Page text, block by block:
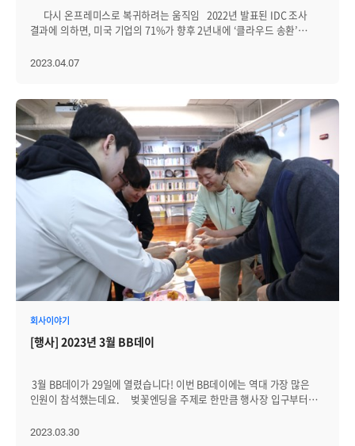
보여줍니다. 인프라 종류에 상관없이 인공신경망 등 다양한 알고리즘을
통해 미래 데이터를 생성하고, 장애발생 가능성을 빠르게 파악해 서비스
기타 비정상적인 활동을 나타낼 수 있는 시스템 로그, 메트릭 및
알고리즘은 시간이 지남에 따라 시스템 동작의 변화에 ​​적응하고 새로운
유형의 위협을 식별하는 방법을 학습할 수 있습니다. 이상과 같이
Zenius(제니우스) EMS는 최고의 옵저버빌리티를 제공하기 위해서
연구개발에 매진하고 있습니다. 옵저버빌리티 향상을 위한 다양한 기능/
제품들은 고객의 시스템과 조직 상황에 맞게 선별적으로 사용될 수
있습니다.
사용되는 숫자 측정값입니다. 조금 더 자세히 설명하면, 메트릭은 측정
항목을 정의하고 해당 항목을 수치로 측정해, 그 결과를 보고하고
위한 소스입니다. 메트릭의 측정 대상은 CPU 사용률, 메모리 사용률,
상태와 관련돼 있습니다. 메트릭을 통한 수집 가능한 범위는 모니터링
도구 사용 여부에 따라 달라집니다. 일반적인 방식은 에이전트를 이용해
모니터링 대상으로부터 데이터를 수집하는 것으로, 수집할 메트릭을
정의하기가 유연하고 성능이나 안정성 등의 이슈에 대한 정보도 수집할
수 있는 장점이 있습니다. 에이전트를 사용하지 않고 운영 체제나
애플리케이션에서 제공하는 메트릭 수집 API를 사용하는 방식도
있는데, 수집하는 메트릭이 비교적 제한적입니다. 단순히 메트릭을
수집하는 것만으로 시스템을 모니터링하기에 충분하지 않습니다.
메트릭 데이터를 잘 활용하기 위해서는 분석 방법이 중요한데, 분석을
위해서는 몇가지 단계를 거쳐야 합니다. l 먼저, 데이터를 시각화하여
쉽게 이해할 수 있는 형태로 변환해야 합니다. 차트나 그래프, 대시보드
등을 통해 데이터의 패턴과 추세를 파악할 수 있으며, 시스템의 상태를
실시간으로 모니터링할 수 있습니다. l 다음으로, 데이터를 분석하여
시스템의 문제를 식별합니다. 예를 들어, 응답 시간이 지연되는 경우,
이를 발생시키는 주요 요인을 파악하여 시스템을 개선해야 합니다. 이를
되는 경향성을 찾아야 합니다. l 마지막으로 이전 데이터와 비교하고
시스템의 성능 개선 여부를 판단하고, 추가적인 개선 방안을 모색할 수
있습니다. Tracing 트레이싱은 분산 시스템에서의 서비스 호출
정보를 추적해 각 서비스의 응답 시간을 파악하고, 이를 시각화해 병목
결과에 의하면, 미국 기업의 71%가 향후 2년내에 ‘클라우드 송환’
자체 데이터센터로 다시 가지고 오는 기업이 늘고 있습니다.
‘클라우드 송환’이 또 다른 화두가 되고 있습니다. 클라우드 송환(Cloud
repatriation)은 기업이 클라우드 환경에서 운영하던 애플리케이션,
데이터, 서비스 등을 온프레미스 환경으로 되돌리는 것을 말합니다.
이는 퍼블릭 클라우드가 비즈니스 민첩성을 향상시킬 수 있지만, 특정한
상황에서 온프레미스보다 퍼블릭 클라우드의 지출 비용이 더 크다는
사실을 기업이 깨달으면서 해당 애플리케이션 등을 온프레미스로
복귀시키려는 IT 전략입니다. 클라우드 송환 현상은 IT 비용과 성능을
비롯한 여러 측면에서 클라우드가 항상 최선의 해결책은 아니라는
인식을 바탕으로 확대되는 추세이며 이제 기업이 비용, 성능, 보안의
극대화를 위해 기존 환경과 새로운 환경 사이에서 자연스러운 워크로드
분산을 시작했다는 의미이기도 합니다. 미처 몰랐던 클라우드
서비스의 문제점 클라우드를 채택한 기업이 클라우드 송환을 선택하는
이유는 다음과 같은 문제가 있기 때문입니다. 첫째, 클라우드 비용
문제입니다. 2022년 클라우드 현황(Flexera 2022 State of the Cloud
Report) 보고서에 따르면, 클라우드 비용의 30% 정도가 낭비되고
장점이 비용 절감임에도 불구하고, 클라우드 전환 OPEX(operational
어렵습니다. 초기에는 클라우드의 비용이 저렴하게 느껴지지만,
가상머신(VM)과 컨테이너 인스턴스에서 처리하는 작업이 늘어날수록
비용도 더해지기 때문입니다. 워크로드가 증가하는 스타트업은
예측 가능한 수준의 워크플로우를 갖고 있는 기업이라면 얘기가
2023.04.07
회사이야기
[행사] 2023년 3월 BB데이
3월 BB데이가 29일에 열렸습니다! 이번 BB데이에는 역대 가장 많은
인원이 참석했는데요. 벚꽃엔딩을 주제로 한만큼 행사장 입구부터
내려앉았습니다. 행사 전 설문조사에서 브레인저들이 가장 선호하는
2023.03.30